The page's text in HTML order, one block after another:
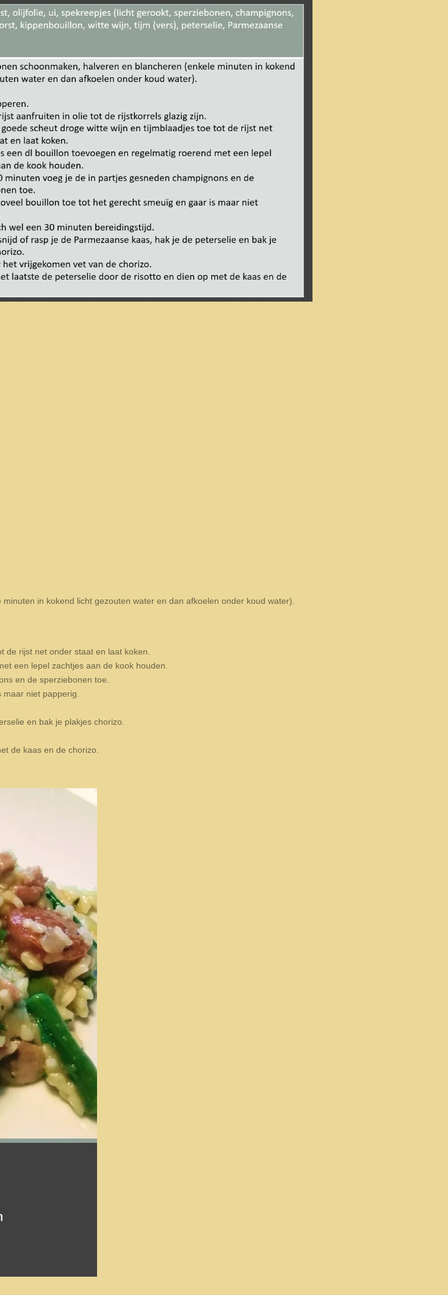
in kokend licht gezouten water en dan afkoelen onder koud water).
de rijst net onder staat en laat koken.
een lepel zachtjes aan de kook houden.
en de sperziebonen toe.
niet papperig.
en bak je plakjes chorizo.
de kaas en de chorizo.